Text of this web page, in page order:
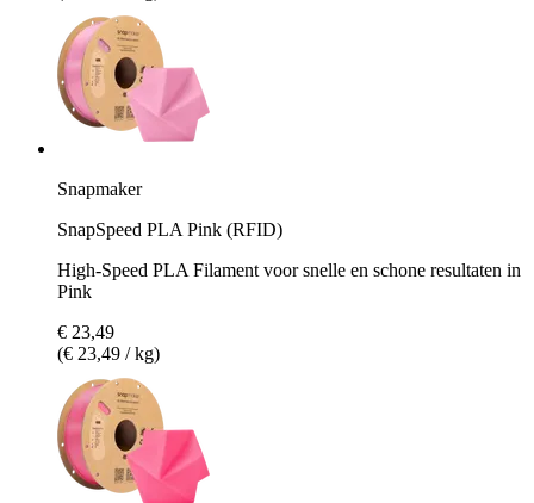
Snapmaker
SnapSpeed PLA Pink (RFID)
High-Speed PLA Filament voor snelle en schone resultaten in
Pink
€ 23,49
(€ 23,49 / kg)